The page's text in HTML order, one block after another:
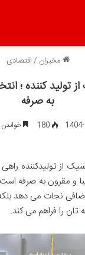
مخبران /اقتصادی
تولید کننده ؛
به صرفه
180 خواندن این
از تولیدکننده
و مقرون به صرفه
نجات می دهد
را فراهم می کند.